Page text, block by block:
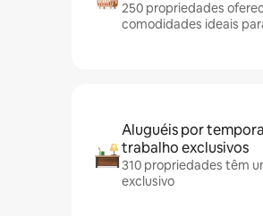
250 propriedades
comodidades ideais
Aluguéis por
trabalho exclusivos
310 propriedades têm
exclusivo